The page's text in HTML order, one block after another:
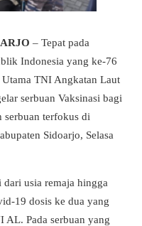
– Tepat pada
Indonesia yang ke-76
TNI Angkatan Laut
serbuan Vaksinasi bagi
terfokus di
Sidoarjo, Selasa
usia remaja hingga
19 dosis ke dua yang
AL. Pada serbuan yang